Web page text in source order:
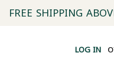
FREE SHIPPING
LOG IN